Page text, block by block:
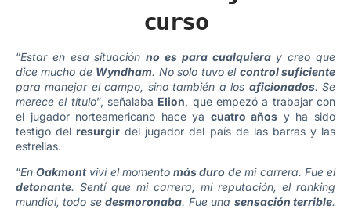
curso
“Estar en esa situaciónno es para cualquieray creo que
dice mucho de Wyndham. No solo tuvo el control suficiente
para manejar el campo, sino también a los aficionados. Se
merece el título”, señalaba Elion, que empezó a trabajar con
el jugador norteamericano hace ya cuatro años y ha sido
testigo del resurgir del jugador del país de las barras y las
estrellas.
“EnOakmontviví el momento más duro de mi carrera. Fue el
detonante. Sentí que mi carrera, mi reputación, el ranking
mundial, todo sedesmoronaba. Fue una sensación terrible.